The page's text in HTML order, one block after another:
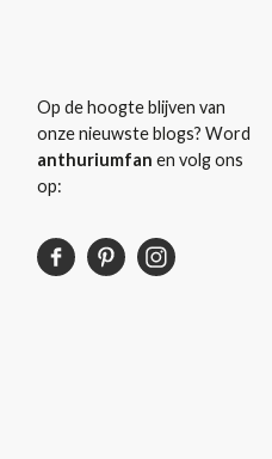
Op de hoogte blijven van
onze nieuwste blogs? Word
anthuriumfan en volg ons
op: